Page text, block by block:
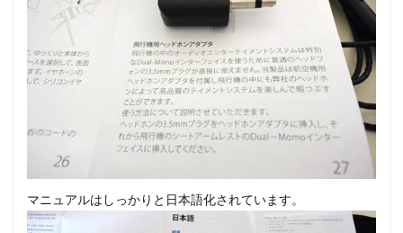
マニュアルはしっかりと日本語化されています。